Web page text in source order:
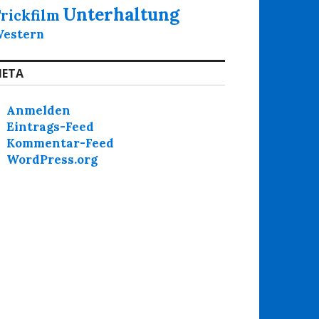
Unterhaltung
Anmelden
Eintrags-Feed
Kommentar-Feed
WordPress.org